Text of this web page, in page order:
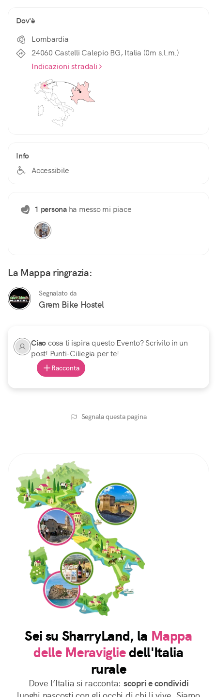
Dov'è
Lombardia
24060 Castelli Calepio BG, Italia (0m s.l.m.)
Indicazioni stradali
Info
Accessibile
1 personaha messo mi piace
La Mappa ringrazia:
Segnalato da
Grem Bike Hostel
Ciaocosa ti ispira questo Evento? Scrivilo in un
post! Punti-Ciliegia per te!
Racconta
Segnala questa pagina
Sei su SharryLand, la Mappa
delle Meravigliedell'Italia
rurale
Dove l’Italia si racconta: scopri e condividi